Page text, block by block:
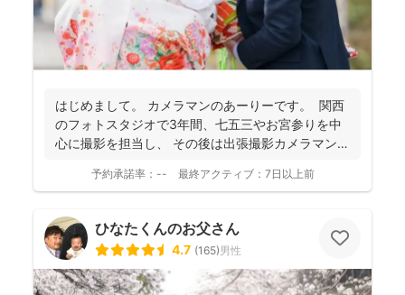
はじめまして。 カメラマンのあーりーです。 関西
のフォトスタジオで3年間、七五三やお宮参りを中
心に撮影を担当し、 その後は出張撮影カメラマンと
予約承諾率： -- 最終アクティブ： 7日以上前
ひなたくんのお父さん
4.7 (165)男性